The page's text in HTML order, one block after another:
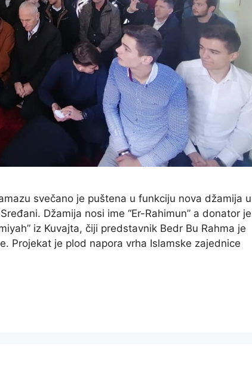
svečano je puštena u funkciju nova džamija u
Džamija nosi ime “Er-Rahimun” a donator je
iz Kuvajta, čiji predstavnik Bedr Bu Rahma je
Projekat je plod napora vrha Islamske zajednice